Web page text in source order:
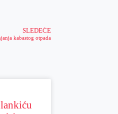
SLEDEĆE
kabastog otpada